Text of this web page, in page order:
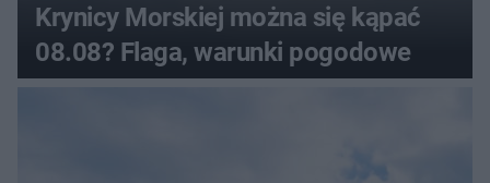
Krynicy Morskiej można się kąpać
08.08? Flaga, warunki pogodowe